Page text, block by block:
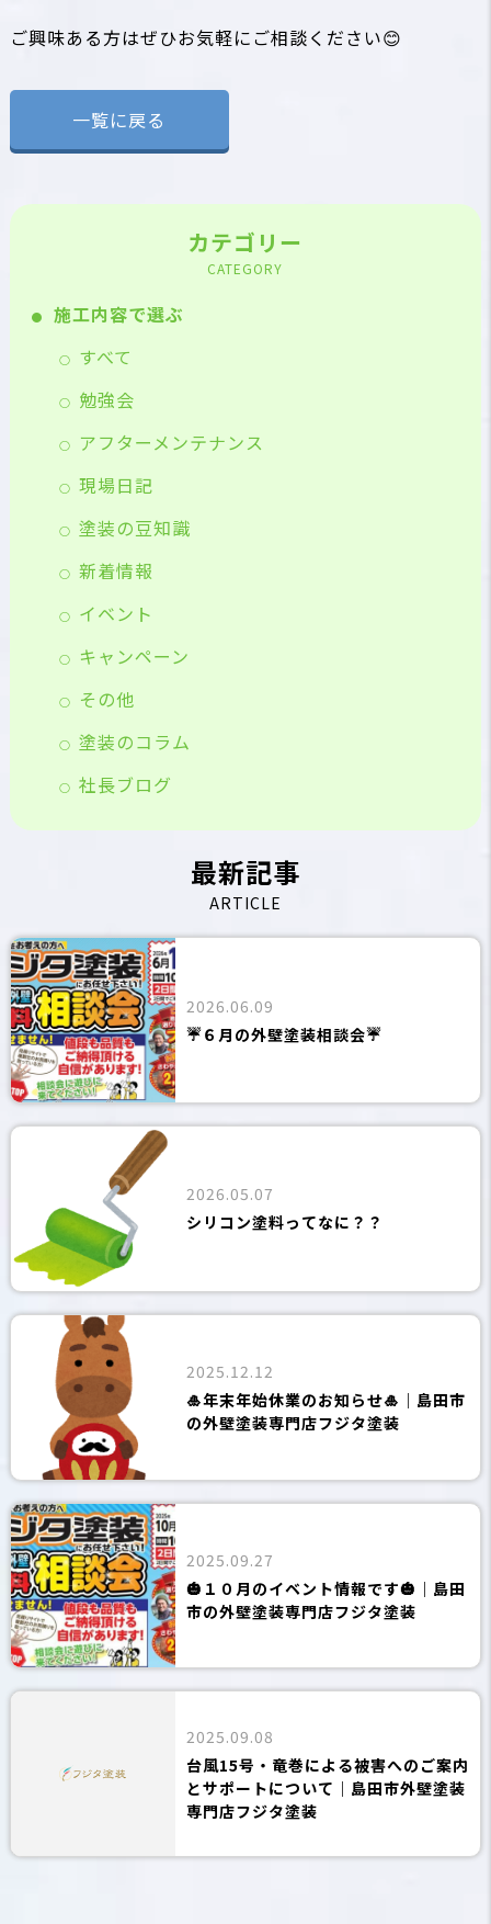
ご興味ある方はぜひお気軽にご相談ください😊
一覧に戻る
カテゴリー
CATEGORY
施工内容で選ぶ
すべて
勉強会
アフターメンテナンス
現場日記
塗装の豆知識
新着情報
イベント
キャンペーン
その他
塗装のコラム
社長ブログ
最新記事
ARTICLE
2026.06.09
☔６月の外壁塗装相談会☔
2026.05.07
シリコン塗料ってなに？？
2025.12.12
🎍年末年始休業のお知らせ🎍｜島田市
の外壁塗装専門店フジタ塗装
2025.09.27
🎃１０月のイベント情報です🎃｜島田
市の外壁塗装専門店フジタ塗装
2025.09.08
台風15号・竜巻による被害へのご案内
とサポートについて｜島田市外壁塗装
専門店フジタ塗装